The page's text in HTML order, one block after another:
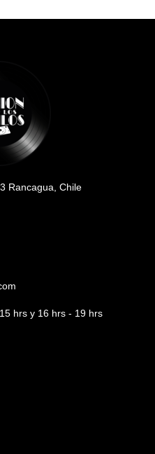
Rancagua, Chile
hrs y 16 hrs - 19 hrs